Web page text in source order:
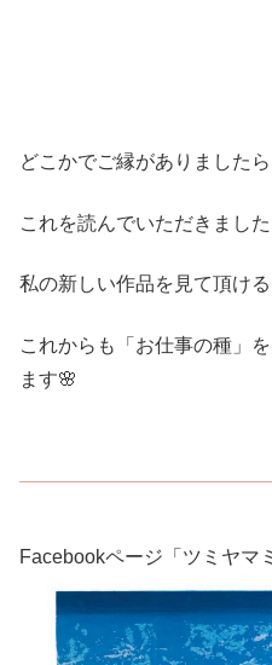
どこかでご縁がありましたら
これを読んでいただきまし
私の新しい作品を見て頂け
これからも「お仕事の種」
ます🌸
Facebookページ「ツミヤマ